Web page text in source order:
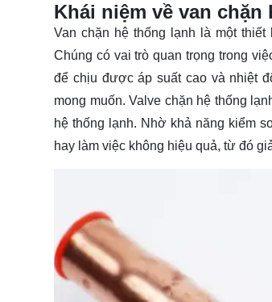
Khái niệm về van chặn
Van chặn hệ thống lạnh là một
Chúng có vai trò quan trọng trong
để chịu được áp suất cao và nhiệt
mong muốn. Valve chặn hệ thống
hệ thống lạnh. Nhờ khả năng kiểm
hay làm việc không hiệu quả, từ đó